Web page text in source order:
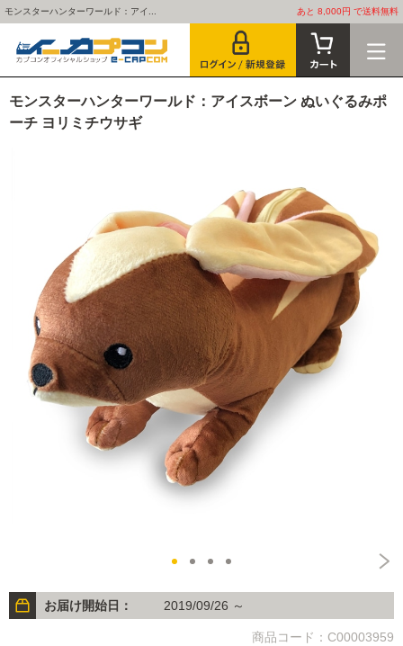
モンスターハンターワールド：アイ... あと 8,000円 で送料無料
モンスターハンターワールド：アイスボーン ぬいぐるみポ
ーチ ヨリミチウサギ
お届け開始日： 2019/09/26 ～
商品コード：C00003959